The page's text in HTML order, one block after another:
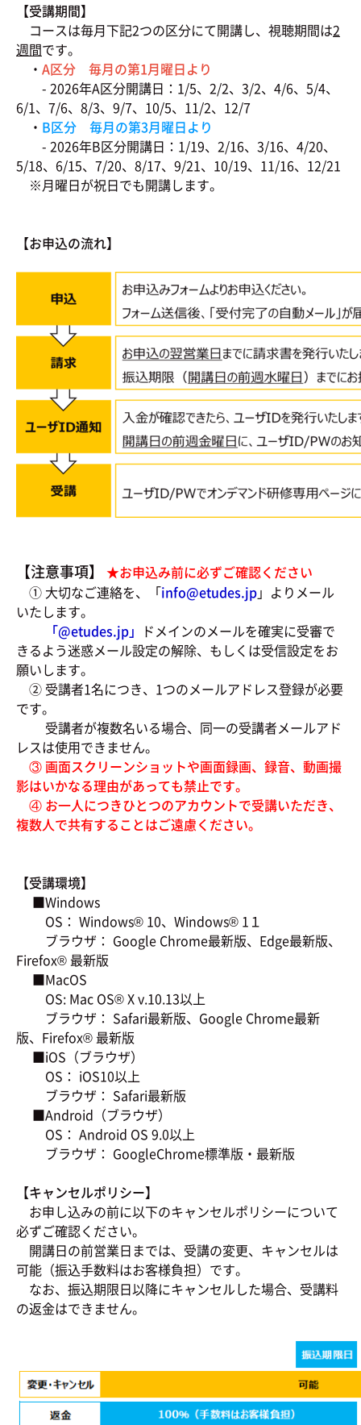
【受講期間】
コースは毎月下記2つの区分にて開講し、視聴期間は2
週間です。
・ A区分 毎月の第1月曜日より
- 2026年A区分開講日：1/5、2/2、3/2、4/6、5/4、
6/1、7/6、8/3、9/7、10/5、11/2、12/7
・ B区分 毎月の第3月曜日より
- 2026年B区分開講日：1/19、2/16、3/16、4/20、
5/18、6/15、7/20、8/17、9/21、10/19、11/16、12/21
※月曜日が祝日でも開講します。
【お申込の流れ】
【注意事項】
★お申込み前に必ずご確認ください
① 大切なご連絡を、「info@etudes.jp」よりメール
いたします。
「@etudes.jp」 ドメインのメールを確実に受審で
きるよう迷惑メール設定の解除、もしくは受信設定をお
願いします。
② 受講者1名につき、1つのメールアドレス登録が必要
です。
受講者が複数名いる場合、同一の受講者メールアド
レスは使用できません。
③ 画面スクリーンショットや画面録画、録音、動画撮
影はいかなる理由があっても禁止です。
④ お一人につきひとつのアカウントで受講いただき、
複数人で共有することはご遠慮ください。
【受講環境】
■Windows
OS： Windows® 10、Windows® 1１
ブラウザ： Google Chrome最新版、Edge最新版、
Firefox® 最新版
■MacOS
OS: Mac OS® X v.10.13以上
ブラウザ： Safari最新版、Google Chrome最新
版、Firefox® 最新版
■iOS（ブラウザ）
OS： iOS10以上
ブラウザ： Safari最新版
■Android（ブラウザ）
OS： Android OS 9.0以上
ブラウザ： GoogleChrome標準版・最新版
【キャンセルポリシー】
お申し込みの前に以下のキャンセルポリシーについて
必ずご確認ください。
開講日の前営業日までは、受講の変更、キャンセルは
可能（振込手数料はお客様負担）です。
なお、振込期限日以降にキャンセルした場合、受講料
の返金はできません。